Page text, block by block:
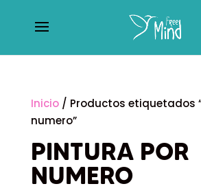
Inicio/ Productos etiquetados
numero”
PINTURA POR
NUMERO